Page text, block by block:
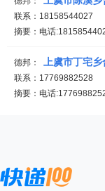
联系：18158544027
摘要：电话
德邦： 上虞市丁宅
联系：17769882528
摘要：电话